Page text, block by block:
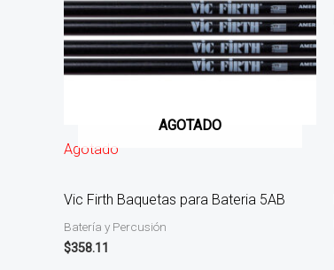
AGOTADO
Agotado
Vic Firth Baquetas para Bateria 5AB
Batería y Percusión
$358.11